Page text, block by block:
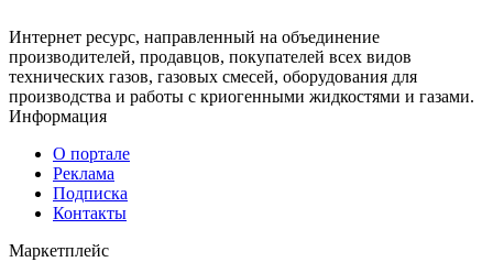
Интернет ресурс, направленный на объединение
производителей, продавцов, покупателей всех видов
технических газов, газовых смесей, оборудования для
производства и работы с криогенными жидкостями и газами.
Информация
О портале
Реклама
Подписка
Контакты
Маркетплейс